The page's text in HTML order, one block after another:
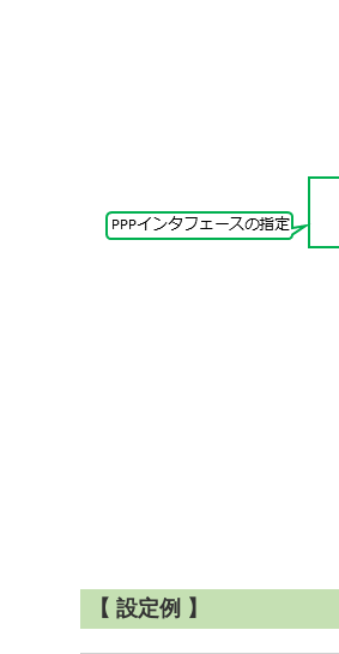
【 設定例 】